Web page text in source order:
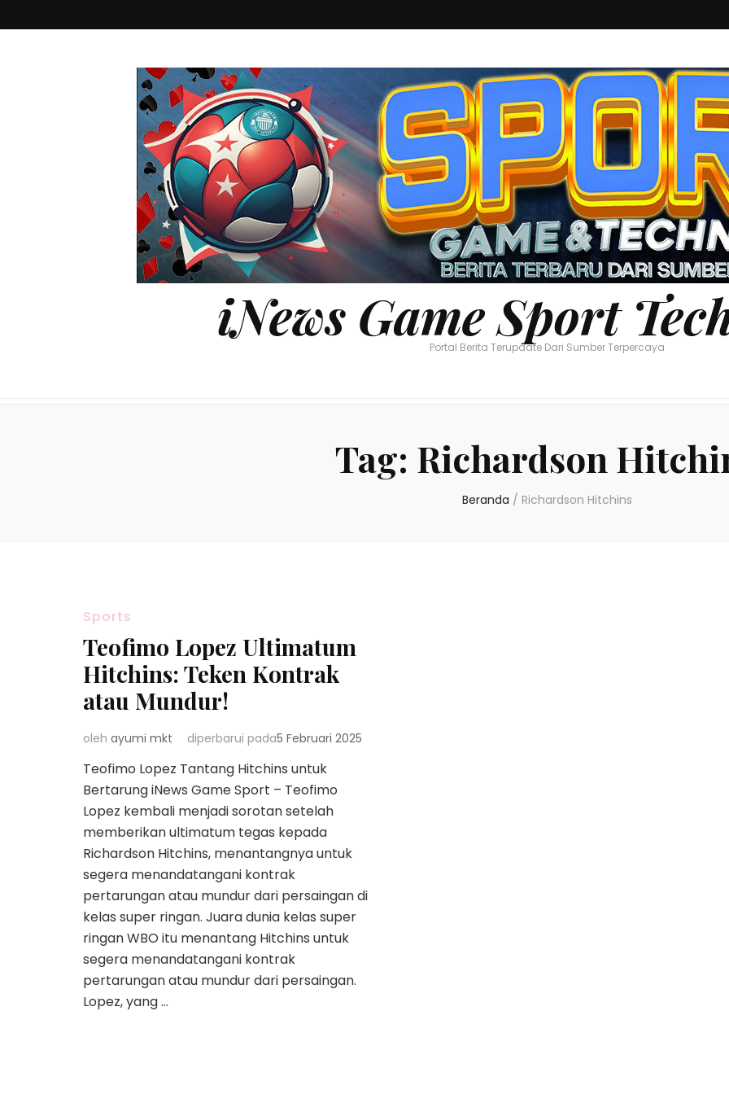
iNews Game Sport
Portal Berita Terupdate Dari Sumber Terpercaya
Tag: Richardson
Beranda / Richardson Hitchins
Sports
Teofimo Lopez Ultimatum
Hitchins: Teken Kontrak
atau Mundur!
oleh ayumi mkt diperbarui pada5 Februari 2025
Teofimo Lopez Tantang Hitchins untuk
Bertarung iNews Game Sport – Teofimo
Lopez kembali menjadi sorotan setelah
memberikan ultimatum tegas kepada
Richardson Hitchins, menantangnya untuk
segera menandatangani kontrak
pertarungan atau mundur dari persaingan di
kelas super ringan. Juara dunia kelas super
ringan WBO itu menantang Hitchins untuk
segera menandatangani kontrak
pertarungan atau mundur dari persaingan.
Lopez, yang …